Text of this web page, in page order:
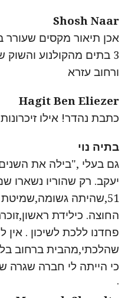
Shosh Naar
אכן תיאור מקסים שעורר
3 בתים מהקולנוע
ורחוב עזרא
Hagit Ben Eliezer
כתבת נהדר! אילו
בתיה נוי
גם בעלי ,"בילה את
יעקב. רק שהוריו נשארו
51,שהיתה
החוצה. כילידת
פחדנו ללכת לשיכון . אין
שהלכתי,מהבית ברחוב
כי הייתה לי חברה שגרה
·